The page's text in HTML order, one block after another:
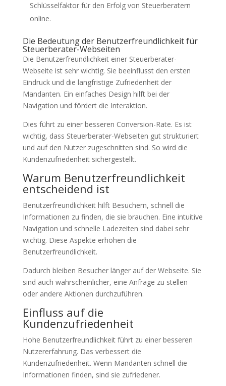
Schlüsselfaktor für den Erfolg von Steuerberatern
online.
Die Bedeutung der Benutzerfreundlichkeit für
Steuerberater-Webseiten
Die Benutzerfreundlichkeit einer Steuerberater-
Webseite ist sehr wichtig. Sie beeinflusst den ersten
Eindruck und die langfristige Zufriedenheit der
Mandanten. Ein einfaches Design hilft bei der
Navigation und fördert die Interaktion.
Dies führt zu einer besseren Conversion-Rate. Es ist
wichtig, dass Steuerberater-Webseiten gut strukturiert
und auf den Nutzer zugeschnitten sind. So wird die
Kundenzufriedenheit sichergestellt.
Warum Benutzerfreundlichkeit
entscheidend ist
Benutzerfreundlichkeit hilft Besuchern, schnell die
Informationen zu finden, die sie brauchen. Eine intuitive
Navigation und schnelle Ladezeiten sind dabei sehr
wichtig. Diese Aspekte erhöhen die
Benutzerfreundlichkeit.
Dadurch bleiben Besucher länger auf der Webseite. Sie
sind auch wahrscheinlicher, eine Anfrage zu stellen
oder andere Aktionen durchzuführen.
Einfluss auf die
Kundenzufriedenheit
Hohe Benutzerfreundlichkeit führt zu einer besseren
Nutzererfahrung. Das verbessert die
Kundenzufriedenheit. Wenn Mandanten schnell die
Informationen finden, sind sie zufriedener.